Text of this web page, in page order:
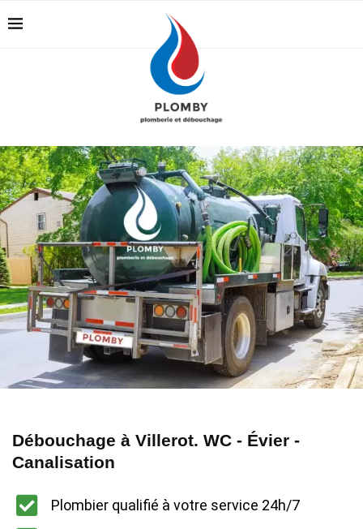
Débouchage à Villerot. WC - Évier -
Canalisation
Plombier qualifié à votre service 24h/7